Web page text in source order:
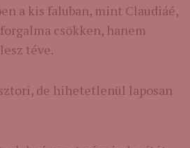
a kis faluban, mint Claudiáé,
csökken, hanem
téve.
de hihetetlenül laposan